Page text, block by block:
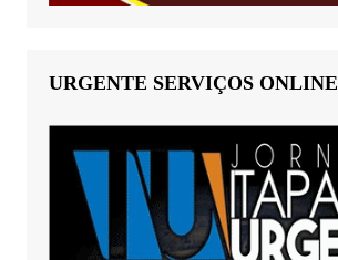
URGENTE SERVIÇOS ONLINE